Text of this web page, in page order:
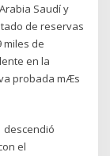
Saudí y
de reservas
miles de
en la
probada mÆs
descendió
el